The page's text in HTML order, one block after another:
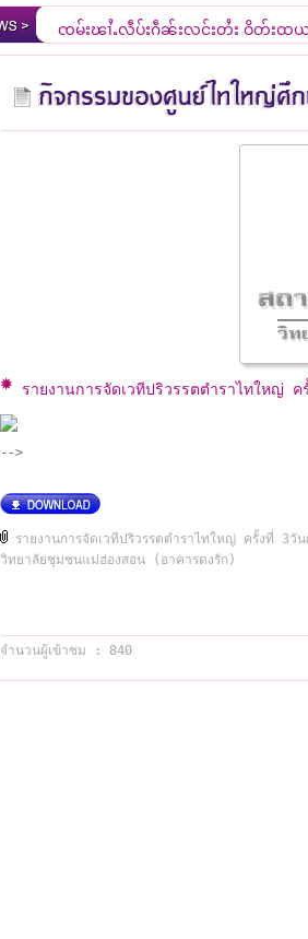
ၸုမ်းၾၢႆႇလဵပ်ႈႁဵၼ်းလွင်ႈတႆး ဝိတ်းထ
รายงานการจัดเวทีปริวรรตตำราไทใหญ่ ค
-->
รายงานการจัดเวทีปริวรรตตำราไทใหญ่ ครั้ง
วิทยาลัยชุมชนแม่ฮ่องสอน (อาคารดงรัก)
จำนวนผู้เข้าชม : 840